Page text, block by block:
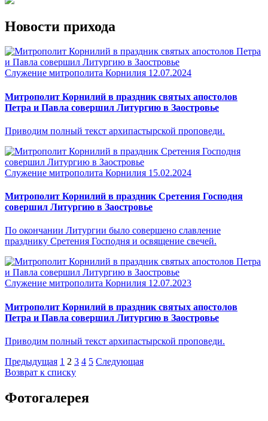
Новости прихода
Служение митрополита Корнилия 12.07.2024
Митрополит Корнилий в праздник святых апостолов
Петра и Павла совершил Литургию в Заостровье
Приводим полный текст архипастырской проповеди.
Служение митрополита Корнилия 15.02.2024
Митрополит Корнилий в праздник Сретения Господня
совершил Литургию в Заостровье
По окончании Литургии было совершено славление
празднику Сретения Господня и освящение свечей.
Служение митрополита Корнилия 12.07.2023
Митрополит Корнилий в праздник святых апостолов
Петра и Павла совершил Литургию в Заостровье
Приводим полный текст архипастырской проповеди.
Предыдущая 1 2 3 4 5 Следующая
Возврат к списку
Фотогалерея